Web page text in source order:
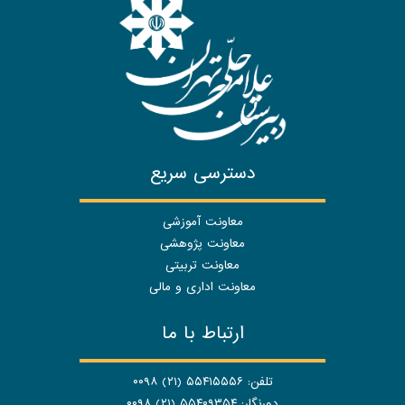
دسترسی سریع
معاونت آموزشی
معاونت پژوهشی
معاونت تربیتی
معاونت اداری و مالی
ارتباط با ما
تلفن: ۵۵۴۱۵۵۵۶ (۲۱) ۰۰۹۸